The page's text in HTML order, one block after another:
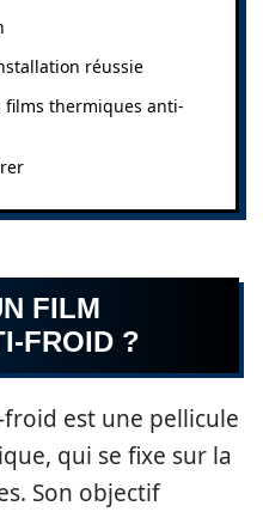
réussie
thermiques anti-
FILM
FROID ?
est une pellicule
qui se fixe sur la
Son objectif